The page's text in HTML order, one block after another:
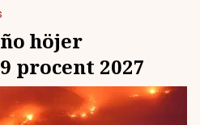
höjer
procent 2027